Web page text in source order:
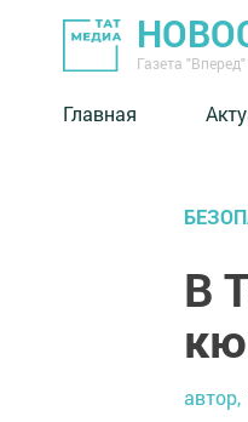
Газета
Главная
В
автор,